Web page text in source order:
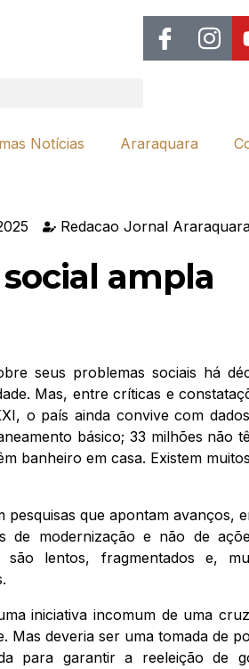
Notícias Araraquara
Redacao Jornal
ampla
seus problemas sociais há
Mas, entre críticas e
o país ainda convive com
básico; 33 milhões não
banheiro em casa. Existem
pesquisas que apontam avanços,
de modernização e não de
são lentos, fragmentados e,
iniciativa incomum de uma
Mas deveria ser uma tomada de
para garantir a reeleição de